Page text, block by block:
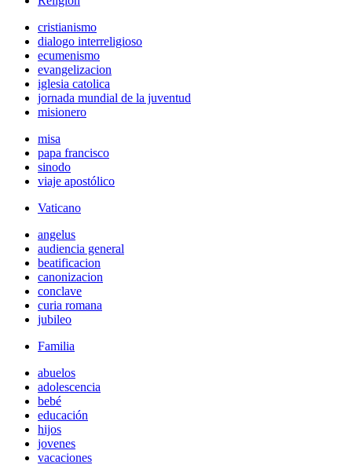
cristianismo
dialogo interreligioso
ecumenismo
evangelizacion
iglesia catolica
jornada mundial de la juventud
misionero
misa
papa francisco
sinodo
viaje apostólico
Vaticano
angelus
audiencia general
beatificacion
canonizacion
conclave
curia romana
jubileo
Familia
abuelos
adolescencia
bebé
educación
hijos
jovenes
vacaciones